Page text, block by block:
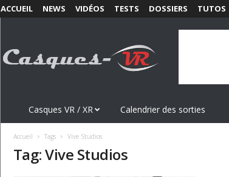
ACCUEIL NEWS VIDÉOS TESTS DOSSIERS TUTOS
s
Casques VR / XR Calendrier des sorties
Accueil Tags Vive Studios
Tag: Vive Studios